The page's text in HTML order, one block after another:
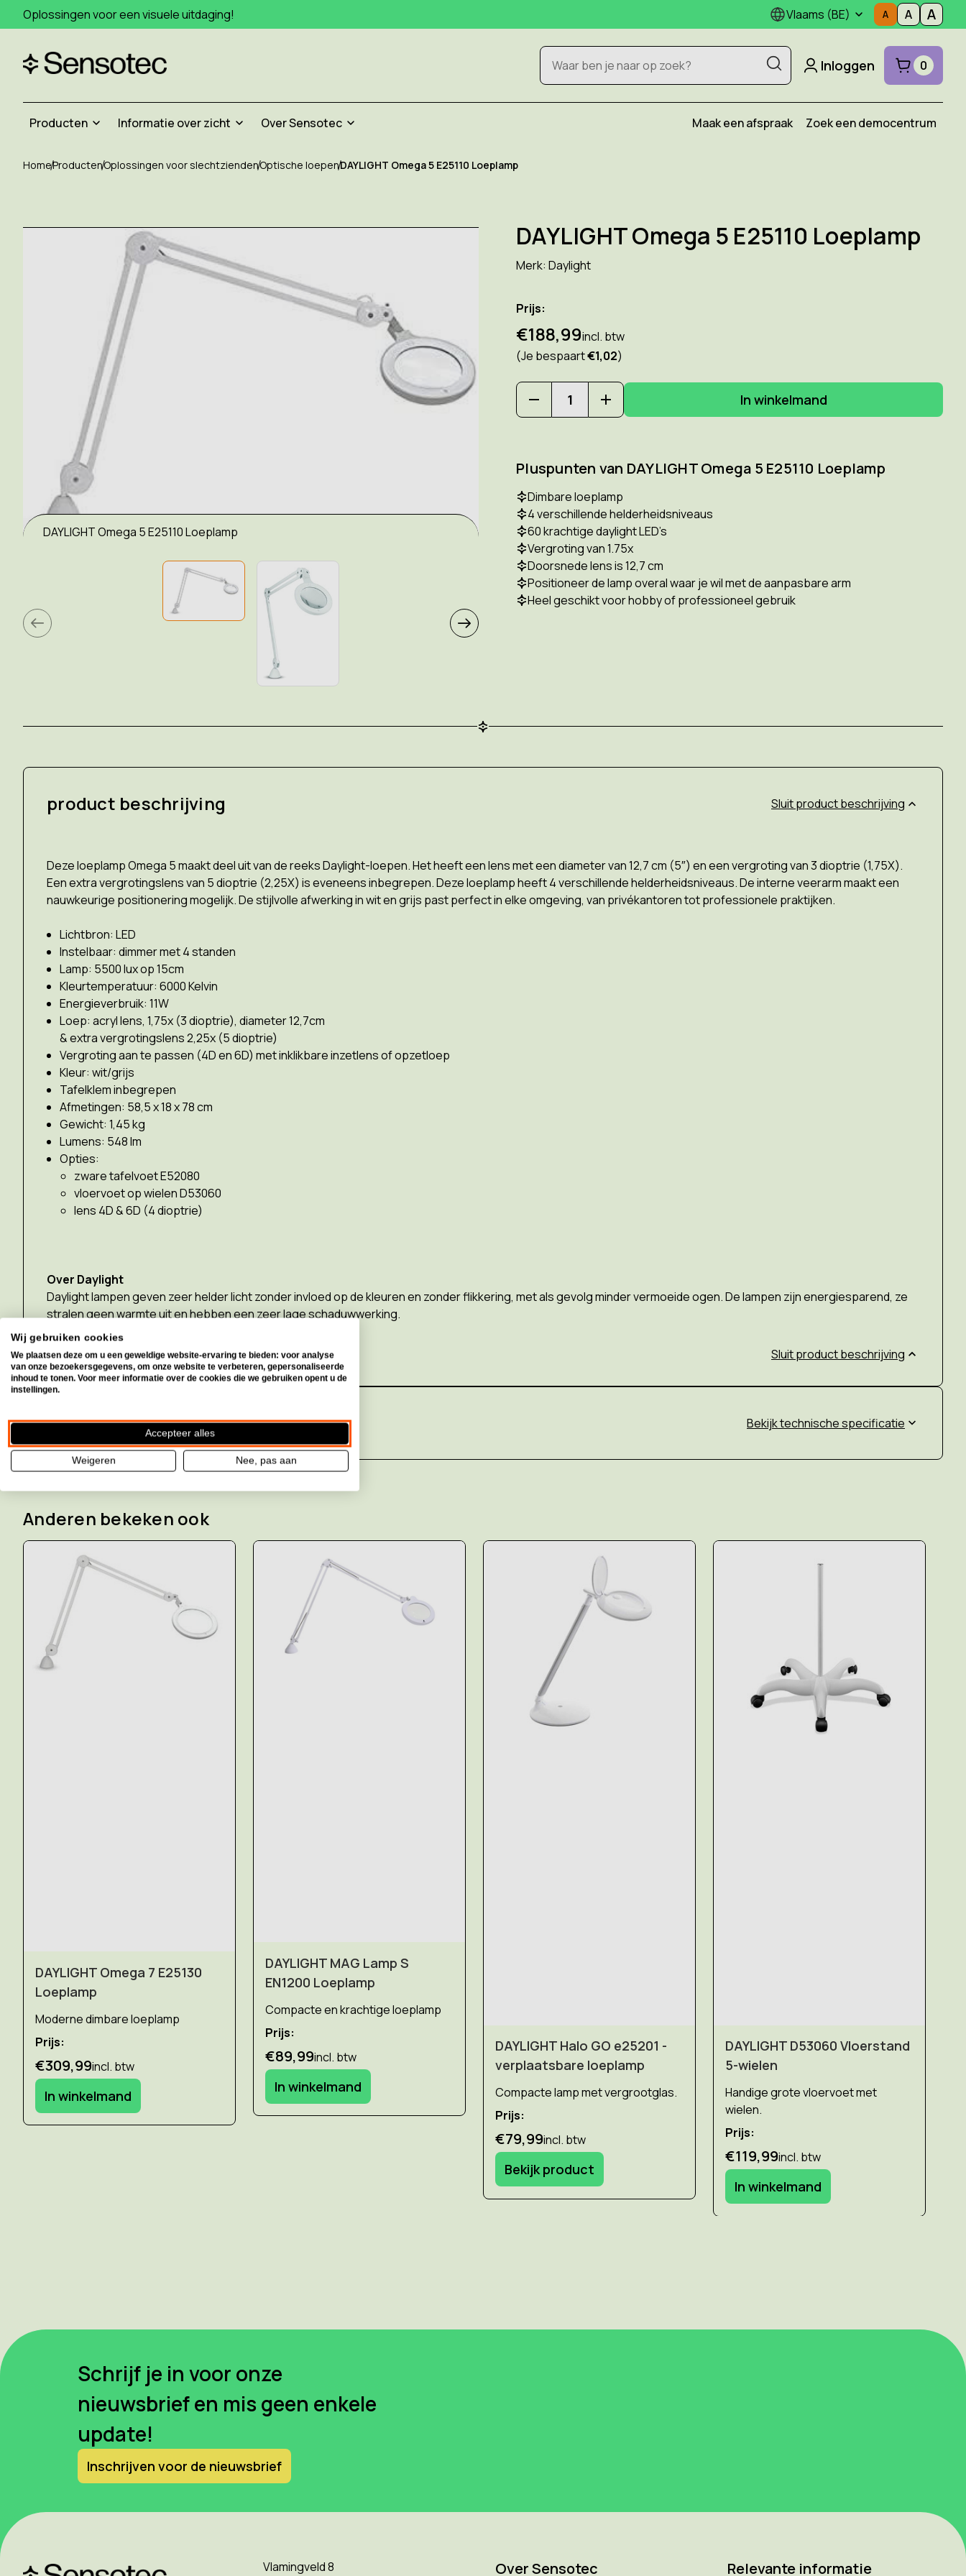
Oplossingen voor een visuele uitdaging! Vlaams (BE)
Zoeken
Inloggen 0
Producten Informatie over zicht Over Sensotec Maak een afspraak Zoek een democentrum
HomeProductenOplossingen voor slechtziendenOptische loepenDAYLIGHT Omega 5 E25110 Loeplamp
DAYLIGHT Omega 5 E25110 Loeplamp
DAYLIGHT Omega 5 E25110 Loeplamp
Merk: Daylight
Prijs:
€188,99incl. btw
(Je bespaart€1,02)
Hoeveelheid
verlagen
5
E25110
Loeplamp
Hoeveelheid
verhogen
5
Loeplamp
Pluspunten van DAYLIGHT Omega 5 E25110 Loeplamp
Dimbare loeplamp
4 verschillende helderheidsniveaus
60 krachtige daylight LED’s
Vergroting van 1.75x
Doorsnede lens is 12,7 cm
Positioneer de lamp overal waar je wil met de aanpasbare arm
Heel geschikt voor hobby of professioneel gebruik
product beschrijving product beschrijving
Deze loeplamp Omega 5 maakt deel uit van de reeks Daylight-loepen. Het heeft een lens met een diameter van 12,7 cm (5″) en een vergroting van 3 dioptrie (1,75X).
Een extra vergrotingslens van 5 dioptrie (2,25X) is eveneens inbegrepen. Deze loeplamp heeft 4 verschillende helderheidsniveaus. De interne veerarm maakt een
nauwkeurige positionering mogelijk. De stijlvolle afwerking in wit en grijs past perfect in elke omgeving, van privékantoren tot professionele praktijken.
Lichtbron: LED
Instelbaar: dimmer met 4 standen
Lamp: 5500 lux op 15cm
Kleurtemperatuur: 6000 Kelvin
Energieverbruik: 11W
Loep: acryl lens, 1,75x (3 dioptrie), diameter 12,7cm
& extra vergrotingslens 2,25x (5 dioptrie)
Vergroting aan te passen (4D en 6D) met inklikbare inzetlens of opzetloep
Kleur: wit/grijs
Tafelklem inbegrepen
Afmetingen: 58,5 x 18 x 78 cm
Gewicht: 1,45 kg
Lumens: 548 lm
Opties:
zware tafelvoet E52080
vloervoet op wielen D53060
lens 4D & 6D (4 dioptrie)
Over Daylight
Daylight lampen geven zeer helder licht zonder invloed op de kleuren en zonder flikkering, met als gevolg minder vermoeide ogen. De lampen zijn energiesparend, ze
stralen geen warmte uit en hebben een zeer lage schaduwwerking.
Sluit product beschrijving
technische specificatie technische specificatie
Anderen bekeken ook
DAYLIGHT Omega 7 E25130
Loeplamp
Moderne dimbare loeplamp
Prijs:
€309,99incl. btw
In winkelmand
DAYLIGHT MAG Lamp S
EN1200 Loeplamp
Compacte en krachtige loeplamp
Prijs:
€89,99incl. btw
In winkelmand
DAYLIGHT Halo GO e25201 -
verplaatsbare loeplamp
Compacte lamp met vergrootglas.
Prijs:
€79,99incl. btw
Bekijk product
DAYLIGHT D53060 Vloerstand
5-wielen
Handige grote vloervoet met
wielen.
Prijs:
€119,99incl. btw
In winkelmand
Schrijf je in voor onze
nieuwsbrief en mis geen enkele
update!
Inschrijven voor de nieuwsbrief
Vlamingveld 8 Over Sensotec Relevante informatie
Wij gebruiken cookies
We plaatsen deze om u een geweldige website-ervaring te bieden: voor analyse
van onze bezoekersgegevens, om onze website te verbeteren, gepersonaliseerde
inhoud te tonen. Voor meer informatie over de cookies die we gebruiken opent u de
instellingen.
Accepteer alles
Weigeren Nee, pas aan